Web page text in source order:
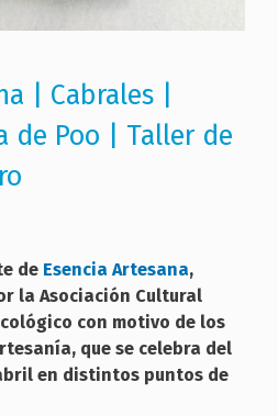
| Cabrales |
de Poo | Taller de
de Esencia Artesana,
la Asociación Cultural
con motivo de los
que se celebra del
en distintos puntos de